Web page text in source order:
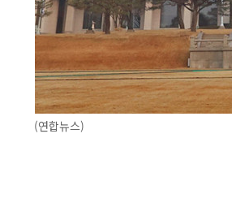
(연합뉴스)